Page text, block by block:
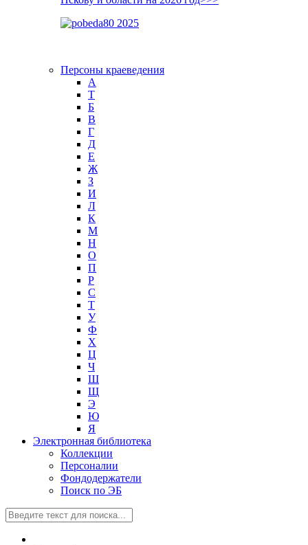
Персоны краеведения
А
T
Б
В
Г
Д
Е
Ж
З
И
Л
К
М
Н
О
П
Р
С
Т
У
Ф
Х
Ц
Ч
Ш
Щ
Э
Ю
Я
Электронная библиотека
Коллекции
Персоналии
Фондодержатели
Поиск по ЭБ